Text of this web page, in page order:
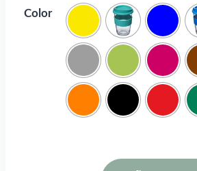
Color